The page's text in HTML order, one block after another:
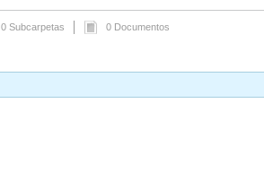
0 Subcarpetas 0 Documentos